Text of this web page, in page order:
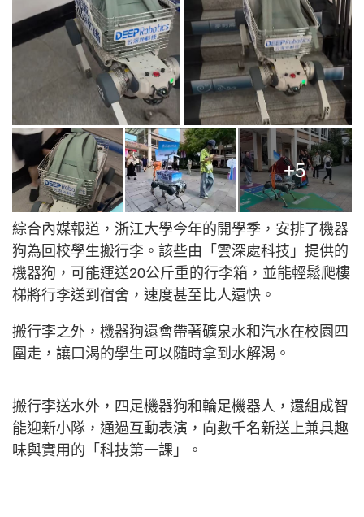
+5
綜合內媒報道，浙江大學今年的開學季，安排了機器
狗為回校學生搬行李。該些由「雲深處科技」提供的
機器狗，可能運送20公斤重的行李箱，並能輕鬆爬樓
梯將行李送到宿舍，速度甚至比人還快。
搬行李之外，機器狗還會帶著礦泉水和汽水在校園四
圍走，讓口渴的學生可以隨時拿到水解渴。
搬行李送水外，四足機器狗和輪足機器人，還組成智
能迎新小隊，通過互動表演，向數千名新送上兼具趣
味與實用的「科技第一課」。